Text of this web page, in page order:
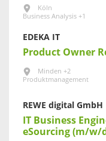
Köln
Business Analysis +1
EDEKA IT
Product Owner
Minden +2
Produktmanagement
REWE digital GmbH
IT Business
eSourcing (m/w/